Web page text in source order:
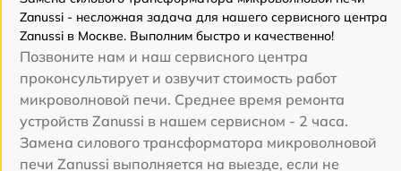
Zanussi - несложная задача для нашего сервисного центра
Zanussi в Москве. Выполним быстро и качественно!
Позвоните нам и наш сервисного центра
проконсультирует и озвучит стоимость работ
микроволновой печи. Среднее время ремонта
устройств Zanussi в нашем сервисном - 2 часа.
Замена силового трансформатора микроволновой
печи Zanussi выполняется на выезде, если не